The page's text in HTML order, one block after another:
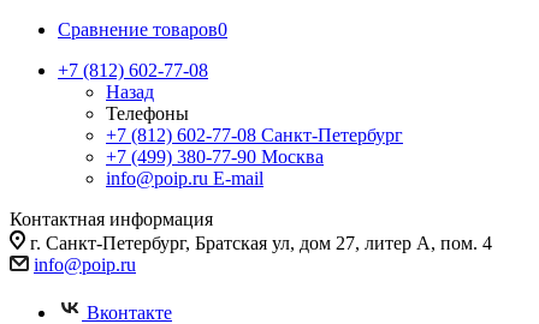
Сравнение товаров0
+7 (812) 602-77-08
Назад
Телефоны
+7 (812) 602-77-08 Санкт-Петербург
+7 (499) 380-77-90 Москва
info@poip.ru E-mail
Контактная информация
г. Санкт-Петербург, Братская ул, дом 27, литер А, пом. 4
info@poip.ru
Вконтакте